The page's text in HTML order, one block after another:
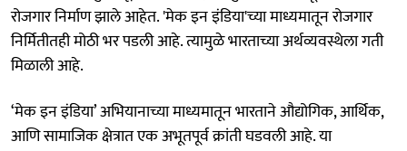
रोजगार निर्माण झाले आहेत. 'मेक इन इंडिया'च्या माध्यमातून रोजगार
निर्मितीतही मोठी भर पडली आहे. त्यामुळे भारताच्या अर्थव्यवस्थेला गती
मिळाली आहे.
‘मेक इन इंडिया’ अभियानाच्या माध्यमातून भारताने औद्योगिक, आर्थिक,
आणि सामाजिक क्षेत्रात एक अभूतपूर्व क्रांती घडवली आहे. या